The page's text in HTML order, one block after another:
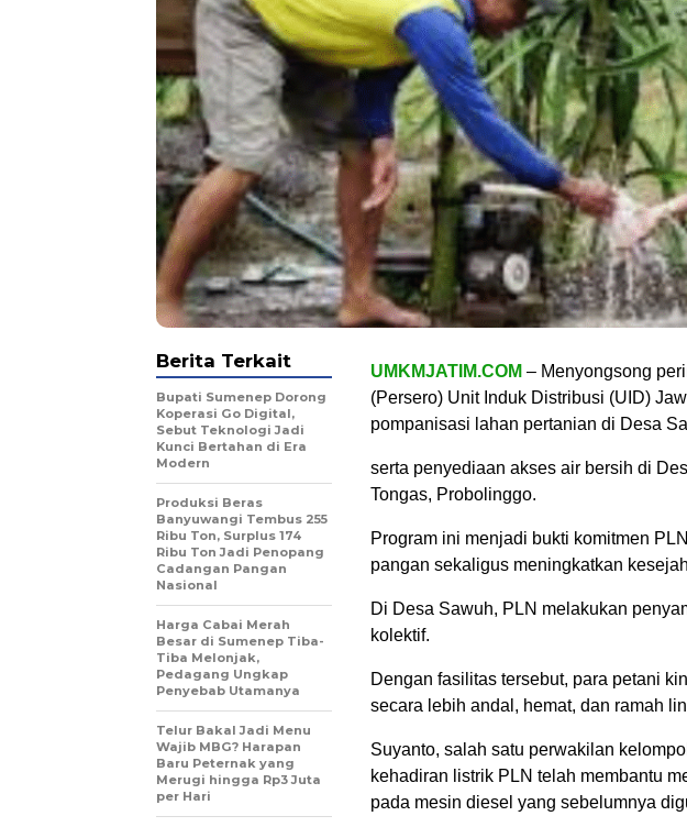
UMKMJATIM.COM – Menyongsong
(Persero) Unit Induk Distribusi (UID)
pompanisasi lahan pertanian di Desa
serta penyediaan akses air bersih di
Tongas, Probolinggo.
Program ini menjadi bukti komitmen
pangan sekaligus meningkatkan
Di Desa Sawuh, PLN melakukan
kolektif.
Dengan fasilitas tersebut, para petani
secara lebih andal, hemat, dan ramah
Suyanto, salah satu perwakilan
kehadiran listrik PLN telah membantu
pada mesin diesel yang sebelumnya
Berita Terkait
Bupati Sumenep Dorong
Koperasi Go Digital,
Sebut Teknologi Jadi
Kunci Bertahan di Era
Modern
Produksi Beras
Banyuwangi Tembus 255
Ribu Ton, Surplus 174
Ribu Ton Jadi Penopang
Cadangan Pangan
Nasional
Harga Cabai Merah
Besar di Sumenep Tiba-
Tiba Melonjak,
Pedagang Ungkap
Penyebab Utamanya
Telur Bakal Jadi Menu
Wajib MBG? Harapan
Baru Peternak yang
Merugi hingga Rp3 Juta
per Hari